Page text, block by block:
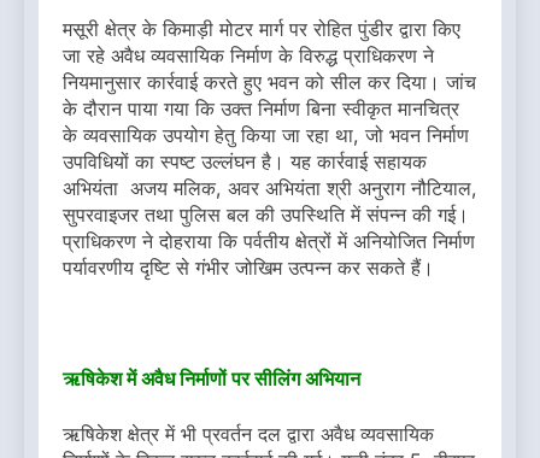
मसूरी क्षेत्र के किमाड़ी मोटर मार्ग पर रोहित पुंडीर द्वारा किए
जा रहे अवैध व्यवसायिक निर्माण के विरुद्ध प्राधिकरण ने
नियमानुसार कार्रवाई करते हुए भवन को सील कर दिया। जांच
के दौरान पाया गया कि उक्त निर्माण बिना स्वीकृत मानचित्र
के व्यवसायिक उपयोग हेतु किया जा रहा था, जो भवन निर्माण
उपविधियों का स्पष्ट उल्लंघन है। यह कार्रवाई सहायक
अभियंता अजय मलिक, अवर अभियंता श्री अनुराग नौटियाल,
सुपरवाइजर तथा पुलिस बल की उपस्थिति में संपन्न की गई।
प्राधिकरण ने दोहराया कि पर्वतीय क्षेत्रों में अनियोजित निर्माण
पर्यावरणीय दृष्टि से गंभीर जोखिम उत्पन्न कर सकते हैं।
ऋषिकेश में अवैध निर्माणों पर सीलिंग अभियान
ऋषिकेश क्षेत्र में भी प्रवर्तन दल द्वारा अवैध व्यवसायिक